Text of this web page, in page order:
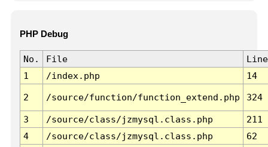
PHP Debug
No. File
Line
1
/index.php 14
2 /source/function/function_extend.php 324
3 /source/class/jzmysql.class.php
211
4
/source/class/jzmysql.class.php
62